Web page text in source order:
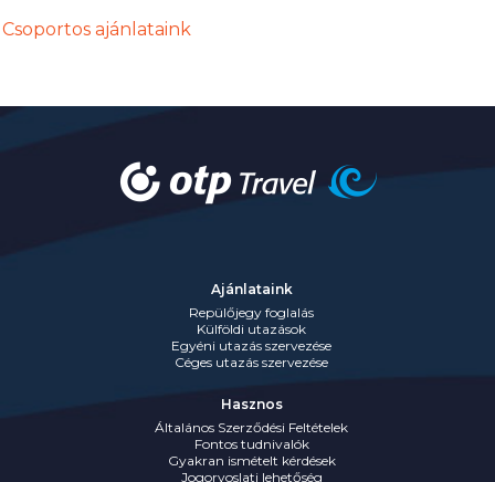
Csoportos ajánlataink
Ajánlataink
Repülőjegy foglalás
Külföldi utazások
Egyéni utazás szervezése
Céges utazás szervezése
Hasznos
Általános Szerződési Feltételek
Fontos tudnivalók
Gyakran ismételt kérdések
Jogorvoslati lehetőség